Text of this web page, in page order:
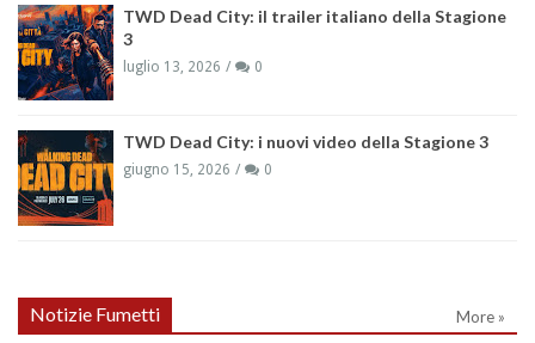
TWD Dead City: il trailer italiano della Stagione
3
luglio 13, 2026 0
TWD Dead City: i nuovi video della Stagione 3
giugno 15, 2026 0
Notizie Fumetti More »